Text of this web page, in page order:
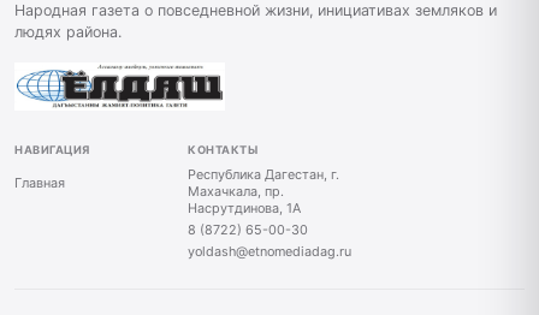
Народная газета о повседневной жизни, инициативах земляков и
людях района.
НАВИГАЦИЯ
Главная
КОНТАКТЫ
Республика Дагестан, г.
Махачкала, пр.
Насрутдинова, 1А
8 (8722) 65-00-30
yoldash@etnomediadag.ru